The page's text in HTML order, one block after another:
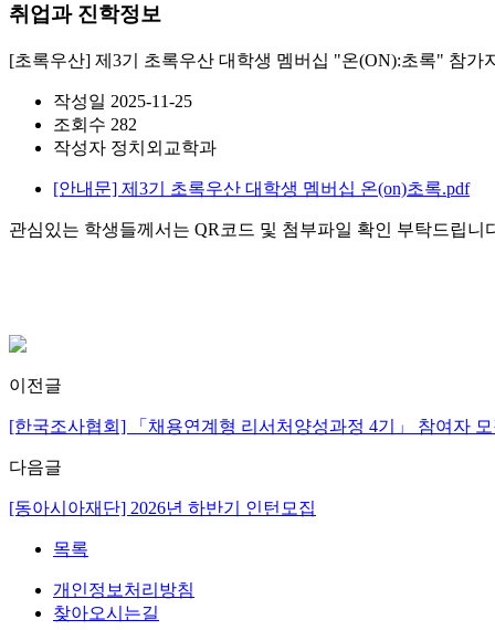
취업과 진학정보
[초록우산] 제3기 초록우산 대학생 멤버십 "온(ON):초록" 참가
작성일 2025-11-25
조회수 282
작성자 정치외교학과
[안내문] 제3기 초록우산 대학생 멤버십 온(on)초록.pdf
관심있는 학생들께서는 QR코드 및 첨부파일 확인 부탁드립니
이전글
[한국조사협회] 「채용연계형 리서처양성과정 4기」 참여자 모
다음글
[동아시아재단] 2026년 하반기 인턴모집
목록
개인정보처리방침
찾아오시는길